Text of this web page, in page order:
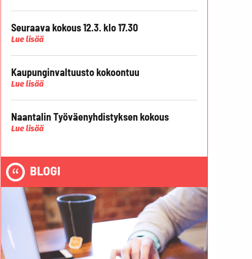
Seuraava kokous 12.3. klo 17.30
Lue lisää
Kaupunginvaltuusto kokoontuu
Lue lisää
Naantalin Työväenyhdistyksen kokous
Lue lisää
BLOGI